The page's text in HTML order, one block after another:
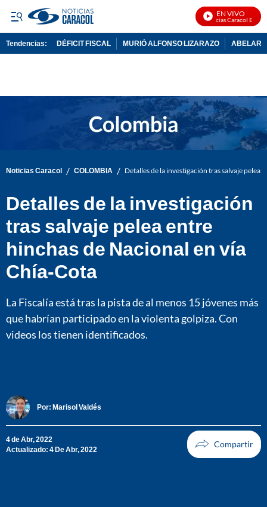
EN VIVO
Noticias Caracol En Vivo
Tendencias: DÉFICIT FISCAL MURIÓ ALFONSO LIZARAZO
Noticias Caracol / COLOMBIA / Detalles de la investigación tras salvaje pelea
Detalles de la investigación
tras salvaje pelea entre
hinchas de Nacional en vía
Chía-Cota
La Fiscalía está tras la pista de al menos 15 jóvenes más
que habrían participado en la violenta golpiza. Con
videos los tienen identificados.
Por: Marisol Valdés
4 de Abr, 2022
Actualizado: 4 De Abr, 2022